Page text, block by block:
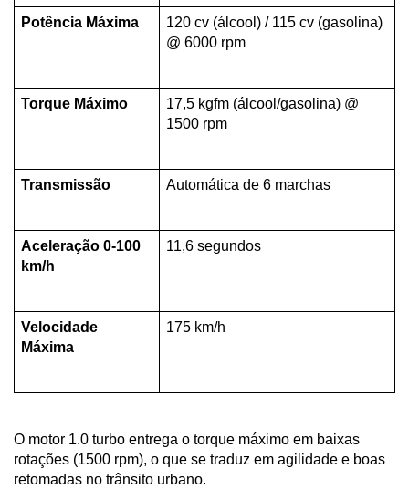
Potência Máxima
120 cv (álcool) / 115 cv (gasolina)
@ 6000 rpm
Torque Máximo
17,5 kgfm (álcool/gasolina) @
1500 rpm
Transmissão Automática de 6 marchas
Aceleração 0-100
km/h
11,6 segundos
Velocidade
Máxima
175 km/h
O motor 1.0 turbo entrega o torque máximo em baixas
rotações (1500 rpm), o que se traduz em agilidade e boas
retomadas no trânsito urbano.